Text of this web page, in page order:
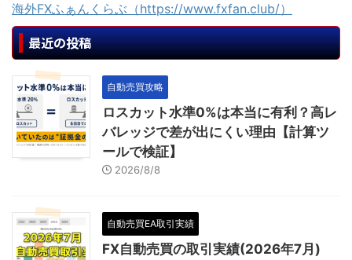
海外FXふぁんくらぶ（https://www.fxfan.club/）
最近の投稿
自動売買攻略
ロスカット水準0%は本当に有利？高レ
バレッジで差が出にくい理由【計算ツ
ールで検証】
2026/8/8
自動売買EA取引実績
FX自動売買の取引実績(2026年7月)